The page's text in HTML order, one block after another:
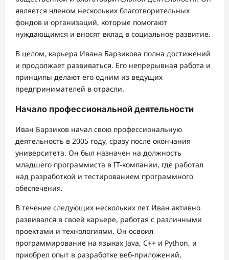
является членом нескольких благотворительных
фондов и организаций, которые помогают
нуждающимся и вносят вклад в социальное развитие.
В целом, карьера Ивана Барзикова полна достижений
и продолжает развиваться. Его непрерывная работа и
принципы делают его одним из ведущих
предпринимателей в отрасли.
Начало профессиональной деятельности
Иван Барзиков начал свою профессиональную
деятельность в 2005 году, сразу после окончания
университета. Он был назначен на должность
младшего программиста в IT-компании, где работал
над разработкой и тестированием программного
обеспечения.
В течение следующих нескольких лет Иван активно
развивался в своей карьере, работая с различными
проектами и технологиями. Он освоил
программирование на языках Java, C++ и Python, и
приобрел опыт в разработке веб-приложений,